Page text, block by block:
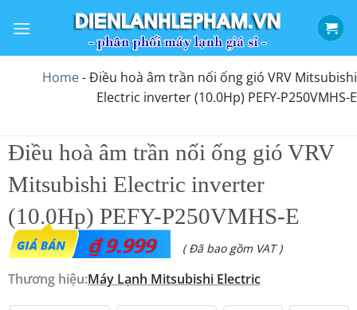
qua
Home-Điều hoà âm trần nối ống gió VRV Mitsubishi
Electric inverter (10.0Hp) PEFY-P250VMHS-E
Điều hoà âm trần nối ống gió VRV
Mitsubishi Electric inverter
(10.0Hp) PEFY-P250VMHS-E
₫9.999 ( Đã bao gồm VAT )
Thương hiệu:Máy Lạnh Mitsubishi Electric